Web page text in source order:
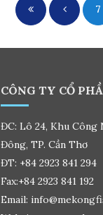
7
CÔNG TY CỔ
ĐC: Lô 24, Khu
Đông, TP. Cần Thơ
ĐT: +84 2923 841 294
Fax:+84 2923 841 192
Email: